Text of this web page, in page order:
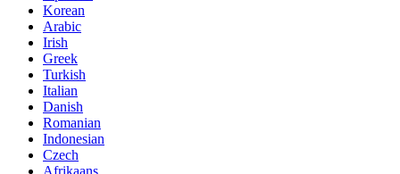
Korean
Arabic
Irish
Greek
Turkish
Italian
Danish
Romanian
Indonesian
Czech
Afrikaans